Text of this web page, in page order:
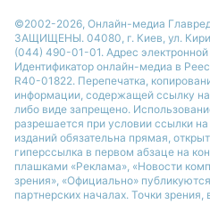
©2002-2026, Онлайн-медиа
ЗАЩИЩЕНЫ. 04080, г. Киев, ул.
(044) 490-01-01. Адрес
Идентификатор онлайн-медиа в
R40-01822. Перепечатка,
информации, содержащей ссылку
либо виде запрещено.
разрешается при условии ссылки
изданий обязательна прямая,
гиперссылка в первом абзаце на
плашками «Реклама», «Новости
зрения», «Официально»
партнерских началах. Точки